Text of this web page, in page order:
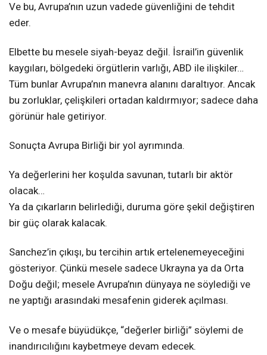
Ve bu, Avrupa’nın uzun vadede güvenliğini de tehdit
eder.
Elbette bu mesele siyah-beyaz değil. İsrail’in güvenlik
kaygıları, bölgedeki örgütlerin varlığı, ABD ile ilişkiler…
Tüm bunlar Avrupa’nın manevra alanını daraltıyor. Ancak
bu zorluklar, çelişkileri ortadan kaldırmıyor; sadece daha
görünür hale getiriyor.
Sonuçta Avrupa Birliği bir yol ayrımında.
Ya değerlerini her koşulda savunan, tutarlı bir aktör
olacak…
Ya da çıkarların belirlediği, duruma göre şekil değiştiren
bir güç olarak kalacak.
Sanchez’in çıkışı, bu tercihin artık ertelenemeyeceğini
gösteriyor. Çünkü mesele sadece Ukrayna ya da Orta
Doğu değil; mesele Avrupa’nın dünyaya ne söylediği ve
ne yaptığı arasındaki mesafenin giderek açılması.
Ve o mesafe büyüdükçe, “değerler birliği” söylemi de
inandırıcılığını kaybetmeye devam edecek.